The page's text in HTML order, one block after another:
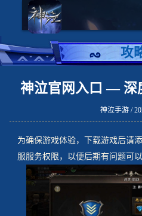
攻
神泣官网入口 — 深
神泣手游 /
为确保游戏体验，下载游戏后请
服服务权限，以便后期有问题可